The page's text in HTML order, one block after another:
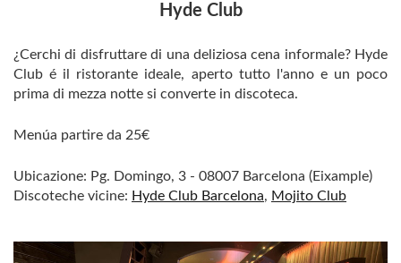
Hyde Club
¿Cerchi di disfruttare di una deliziosa cena informale? Hyde
Club é il ristorante ideale, aperto tutto l'anno e un poco
prima di mezza notte si converte in discoteca.
Menúa partire da 25€
Ubicazione: Pg. Domingo, 3 - 08007 Barcelona (Eixample)
Discoteche vicine: Hyde Club Barcelona, Mojito Club